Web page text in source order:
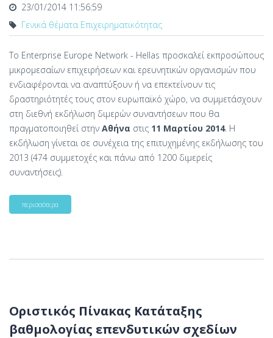
23/01/2014 11:56:59
Γενικά θέματα Επιχειρηματικότητας
Το Enterprise Europe Network - Hellas προσκαλεί εκπροσώπους
μικρομεσαίων επιχειρήσεων και ερευνητικών οργανισμών που
ενδιαφέρονται να αναπτύξουν ή να επεκτείνουν τις
δραστηριότητές τους στον ευρωπαϊκό χώρο, να συμμετάσχουν
στη διεθνή εκδήλωση διμερών συναντήσεων που θα
πραγματοποιηθεί στην Αθήνα στις 11 Μαρτίου 2014. H
εκδήλωση γίνεται σε συνέχεια της επιτυχημένης εκδήλωσης του
2013 (474 συμμετοχές και πάνω από 1200 διμερείς
συναντήσεις).
περισσότερα
Οριστικός Πίνακας Κατάταξης
βαθμολογίας επενδυτικών σχεδίων